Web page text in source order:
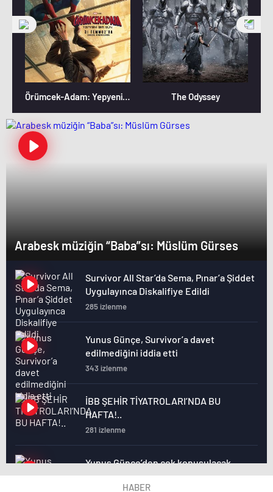
Örümcek-Adam: Yepyeni Bir Gün The Odyssey
Arabesk müziğin “Baba”sı: Müslüm Gürses
Survivor All Star’da Sema, Pınar’a Şiddet
Uygulayınca Diskalifiye Edildi
285 izlenme
Yunus Günçe, Survivor’a davet
edilmediğini iddia etti
343 izlenme
İBB ŞEHİR TİYATROLARI’NDA BU
HAFTA!..
281 izlenme
Yunus Günçe’den çok konuşulacak
Survivor çıkışı: Davet edilmeme rağmen
videolarımdan dolayı beni almadılar
HABER